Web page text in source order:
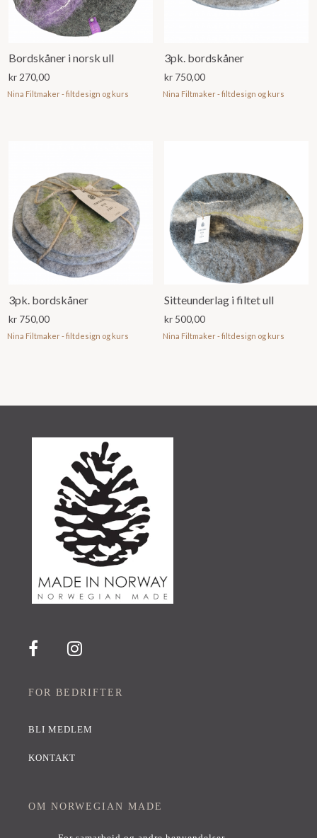
Bordskåner i norsk ull
kr 270,00
Nina Filtmaker - filtdesign og kurs
3pk. bordskåner
kr 750,00
Nina Filtmaker - filtdesign og kurs
3pk. bordskåner
kr 750,00
Nina Filtmaker - filtdesign og kurs
Sitteunderlag i filtet ull
kr 500,00
Nina Filtmaker - filtdesign og kurs
FOR BEDRIFTER
BLI MEDLEM
KONTAKT
OM NORWEGIAN MADE